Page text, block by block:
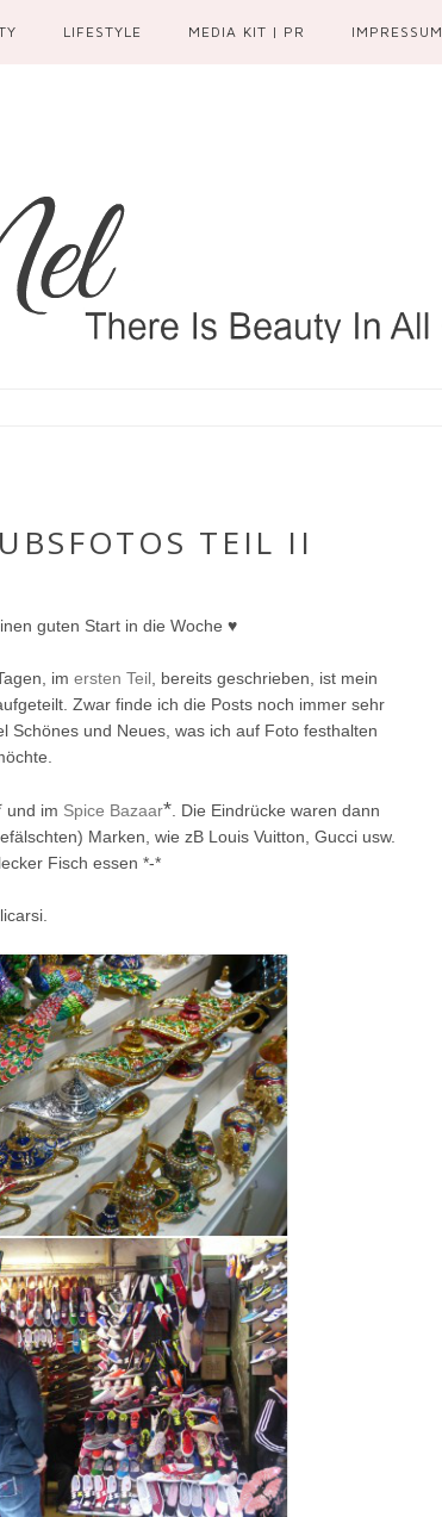
LIFESTYLE MEDIA KIT | PR IMPRESSUM
TEIL II
guten Start in die Woche ♥
im ersten Teil, bereits geschrieben, ist mein
Zwar finde ich die Posts noch immer sehr
Schönes und Neues, was ich auf Foto festhalten
und im Spice Bazaar*. Die Eindrücke waren dann
Marken, wie zB Louis Vuitton, Gucci usw.
Fisch essen *-*